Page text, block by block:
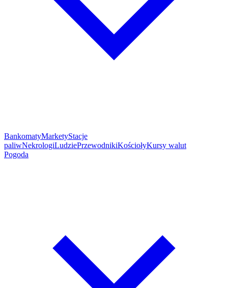
BankomatyMarketyStacje
paliwNekrologiLudziePrzewodnikiKościołyKursy walut
Pogoda